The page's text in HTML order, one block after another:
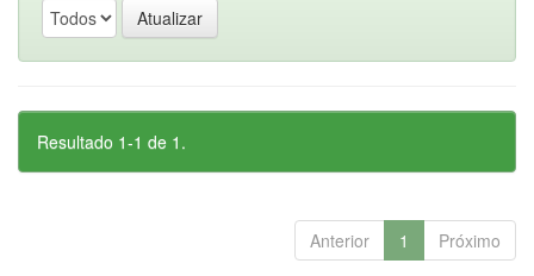
Resultado 1-1 de 1.
Anterior 1 Próximo